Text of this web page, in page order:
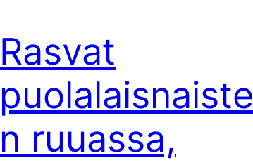
Rasvat
puolalaisnaiste
n ruuassa,